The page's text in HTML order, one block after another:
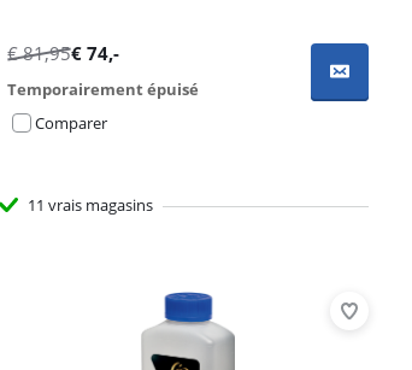
€81,95€ 74,-
Temporairement épuisé
Comparer
11 vrais magasins